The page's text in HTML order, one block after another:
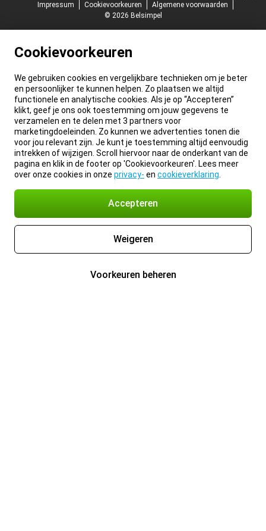
Impressum
Cookievoorkeuren
Algemene voorwaarden
© 2026 Belsimpel
Cookievoorkeuren
We gebruiken cookies en vergelijkbare technieken om je beter
en persoonlijker te kunnen helpen. Zo plaatsen we altijd
functionele en analytische cookies. Als je op “Accepteren”
klikt, geef je ons ook toestemming om jouw gegevens te
verzamelen en te delen met 3 partners voor
marketingdoeleinden. Zo kunnen we advertenties tonen die
voor jou relevant zijn. Je kunt je toestemming altijd eenvoudig
intrekken of wijzigen. Scroll hiervoor naar de onderkant van de
pagina en klik in de footer op 'Cookievoorkeuren'. Lees meer
over onze cookies in onze privacy- en cookieverklaring
Accepteren
Weigeren
Voorkeuren beheren